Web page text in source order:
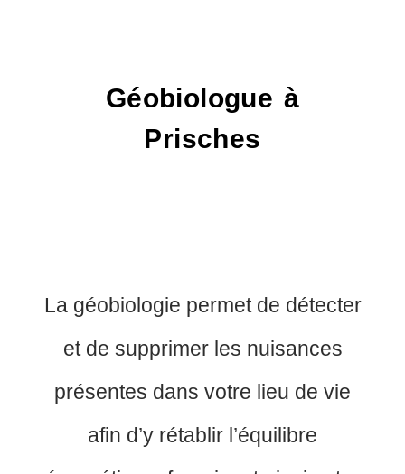
Géobiologue à
Prisches
La géobiologie permet de détecter
et de supprimer les nuisances
présentes dans votre lieu de vie
afin d’y rétablir l’équilibre